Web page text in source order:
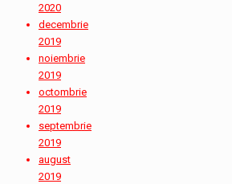
2020
decembrie
2019
noiembrie
2019
octombrie
2019
septembrie
2019
august
2019